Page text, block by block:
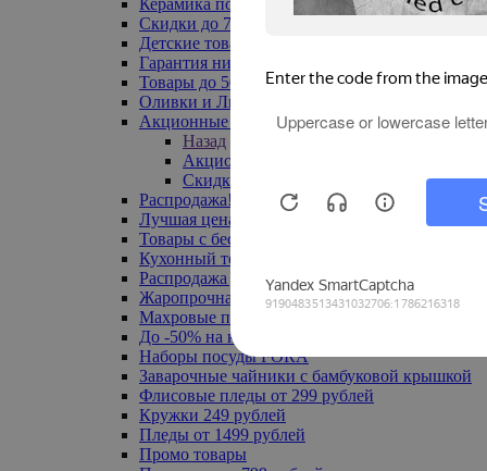
Скидки до 70%
Детские товары
Гарантия низкой цены
Товары до 500 руб
Оливки и Лимоны
Акционные товары
Назад
Акционные товары
Скидка 20% по промокоду
Распродажа! Ульяновск до -70%
Лучшая цена
Товары с бесплатной доставкой
Кухонный текстиль
Распродажа до -50%
Жаропрочная посуда
Махровые полотенца
До -50% на ковры
Наборы посуды FORA
Заварочные чайники с бамбуковой крышкой
Флисовые пледы от 299 рублей
Кружки 249 рублей
Пледы от 1499 рублей
Промо товары